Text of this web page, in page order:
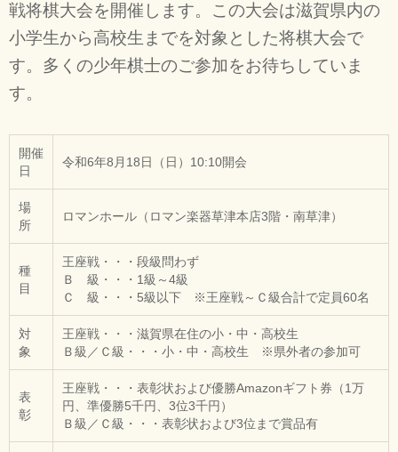
戦将棋大会を開催します。この大会は滋賀県内の
小学生から高校生までを対象とした将棋大会で
す。多くの少年棋士のご参加をお待ちしていま
す。
開催
日
令和6年8月18日（日）10:10開会
場
所
ロマンホール（ロマン楽器草津本店3階・南草津）
種
目
王座戦・・・段級問わず
Ｂ 級・・・1級～4級
Ｃ 級・・・5級以下 ※王座戦～Ｃ級合計で定員60名
対
象
王座戦・・・滋賀県在住の小・中・高校生
Ｂ級／Ｃ級・・・小・中・高校生 ※県外者の参加可
表
彰
王座戦・・・表彰状および優勝Amazonギフト券（1万
円、準優勝5千円、3位3千円）
Ｂ級／Ｃ級・・・表彰状および3位まで賞品有